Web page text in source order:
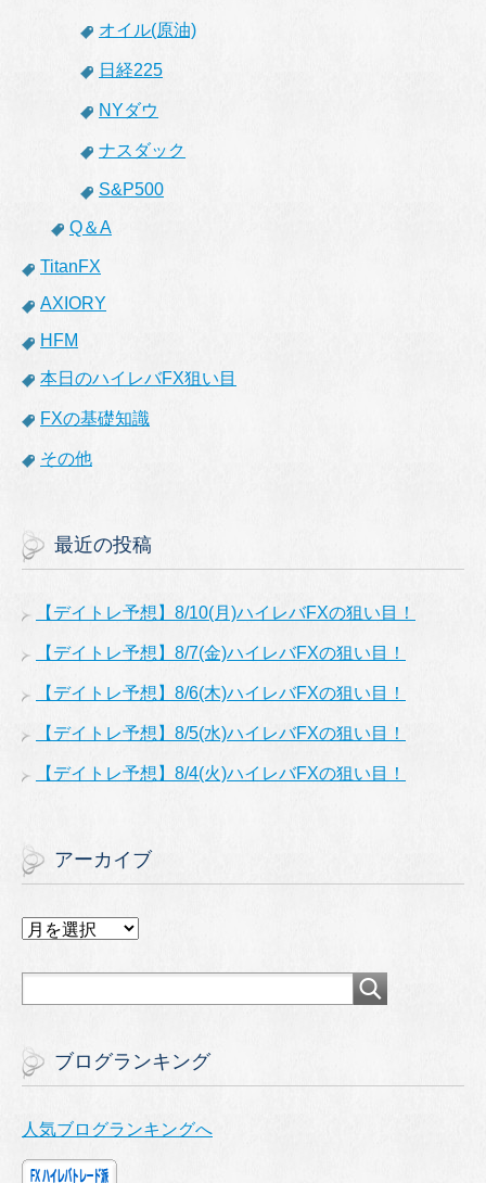
オイル(原油)
日経225
NYダウ
ナスダック
S&P500
Q＆A
TitanFX
AXIORY
HFM
本日のハイレバFX狙い目
FXの基礎知識
その他
最近の投稿
【デイトレ予想】8/10(月)ハイレバFXの狙い目！
【デイトレ予想】8/7(金)ハイレバFXの狙い目！
【デイトレ予想】8/6(木)ハイレバFXの狙い目！
【デイトレ予想】8/5(水)ハイレバFXの狙い目！
【デイトレ予想】8/4(火)ハイレバFXの狙い目！
アーカイブ
ア
カ
ブログランキング
人気ブログランキングへ